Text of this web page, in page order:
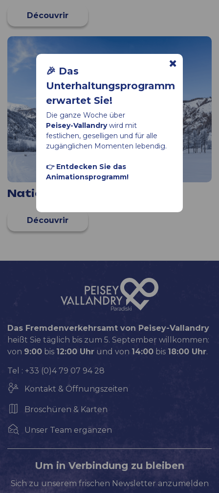
🎉 Das
Unterhaltungsprogramm
erwartet Sie!
Die ganze Woche über
Peisey-Vallandrywird mit
festlichen, geselligen und für alle
zugänglichen Momenten lebendig.
👉 Entdecken Sie das
Animationsprogramm!
Nationalpark Vanoise
Das Fremdenverkehrsamt von Peisey-Vallandry
heißt Sie täglich bis zum 5. September willkommen:
von 9:00 bis 12:00 Uhr und von 14:00 bis 18:00 Uhr.
Tel : +33 (0)4 79 07 94 28
Kontakt & Öffnungszeiten
Broschüren & Karten
Unser Team ergänzen
Um in Verbindung zu bleiben
Sich zu unserem frischen Newsletter anzumelden